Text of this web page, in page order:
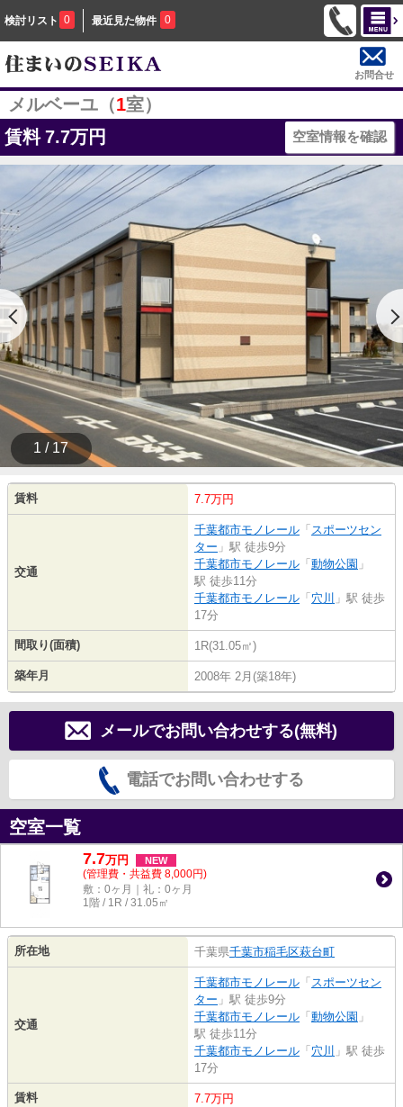
検討リスト 0 最近見た物件 0
お問合せ
メルベーユ（1室）
賃料 7.7万円 空室情報を確認
1 / 17
賃料 7.7万円
交通
千葉都市モノレール 「 スポーツセン
ター 」駅 徒歩9分
千葉都市モノレール 「 動物公園 」
駅 徒歩11分
千葉都市モノレール 「 穴川 」駅 徒歩
17分
間取り(面積) 1R(31.05㎡)
築年月 2008年 2月(築18年)
メールでお問い合わせする(無料)
電話でお問い合わせする
空室一覧
7.7万円 NEW
(管理費・共益費 8,000円)
敷：0ヶ月｜礼：0ヶ月
1階 / 1R / 31.05㎡
所在地 千葉県千葉市稲毛区萩台町
交通
千葉都市モノレール 「 スポーツセン
ター 」駅 徒歩9分
千葉都市モノレール 「 動物公園 」
駅 徒歩11分
千葉都市モノレール 「 穴川 」駅 徒歩
17分
賃料 7.7万円